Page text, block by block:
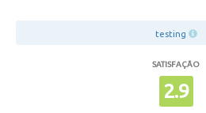
testing
SATISFAÇÃO
2.9